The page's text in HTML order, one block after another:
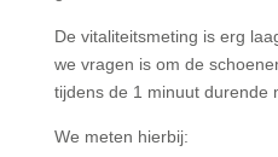
De vitaliteitsmeting is erg
we vragen is om de
tijdens de 1 minuut durende
We meten hierbij: